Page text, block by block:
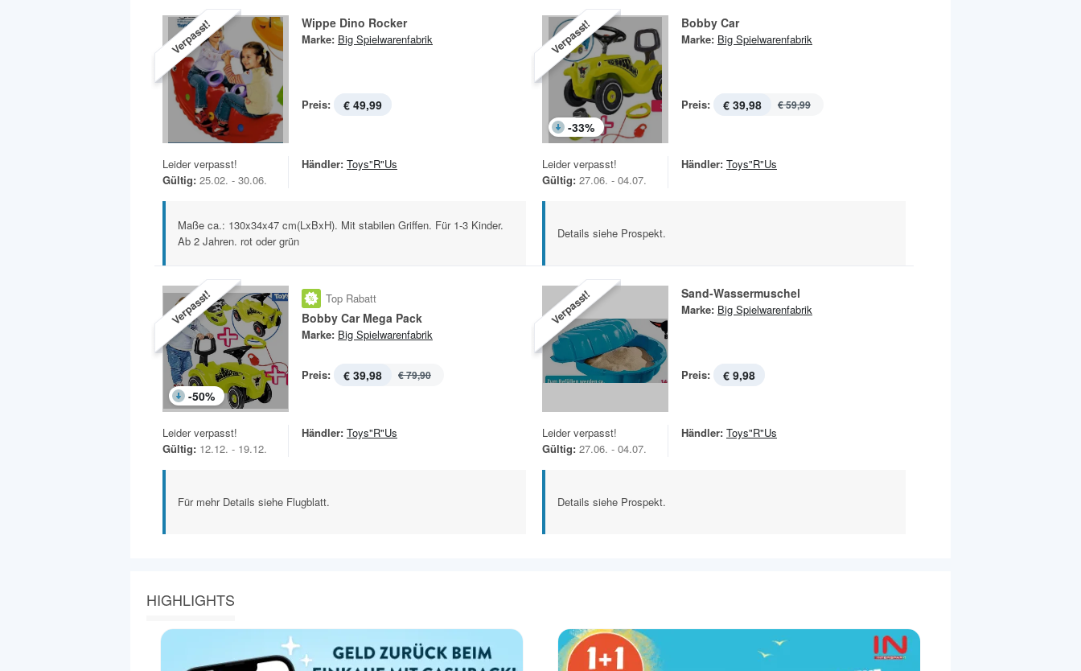
Verpasst! Wippe Dino Rocker
Marke: Big Spielwarenfabrik
Preis: € 49,99
Leider verpasst!
Gültig: 25.02. - 30.06.
Händler: Toys"R"Us
Maße ca.: 130x34x47 cm(LxBxH). Mit stabilen Griffen. Für 1-3 Kinder.
Ab 2 Jahren. rot oder grün
Verpasst!
-33%
Bobby Car
Marke: Big Spielwarenfabrik
Preis: € 39,98 € 59,99
Leider verpasst!
Gültig: 27.06. - 04.07.
Händler: Toys"R"Us
Details siehe Prospekt.
Verpasst!
-50%
Top Rabatt
Bobby Car Mega Pack
Marke: Big Spielwarenfabrik
Preis: € 39,98 € 79,90
Leider verpasst!
Gültig: 12.12. - 19.12.
Händler: Toys"R"Us
Für mehr Details siehe Flugblatt.
Verpasst! Sand-Wassermuschel
Marke: Big Spielwarenfabrik
Preis: € 9,98
Leider verpasst!
Gültig: 27.06. - 04.07.
Händler: Toys"R"Us
Details siehe Prospekt.
HIGHLIGHTS